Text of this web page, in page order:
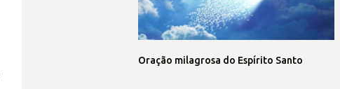
Oração milagrosa do Espírito Santo